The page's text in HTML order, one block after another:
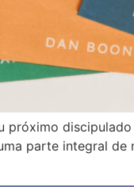
próximo
parte integral